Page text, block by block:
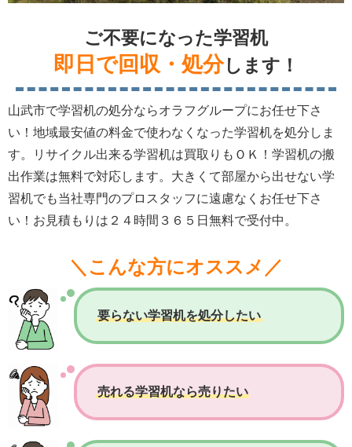
ご不要になった学習机
即日で回収・処分します！
山武市で学習机の処分ならオラフグループにお任せ下さ
い！地域最安値の料金で使わなくなった学習机を処分しま
す。リサイクル出来る学習机は買取りもＯＫ！学習机の搬
出作業は無料で対応します。大きくて部屋から出せない学
習机でも当社専門のプロスタッフに遠慮なくお任せ下さ
い！お見積もりは２４時間３６５日無料で受付中。
＼こんな方にオススメ／
要らない学習机を処分したい
売れる学習机なら売りたい